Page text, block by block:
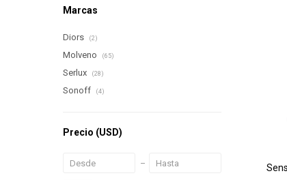
Marcas
Diors (2)
Molveno (65)
Serlux (28)
Sonoff (4)
Precio (USD)